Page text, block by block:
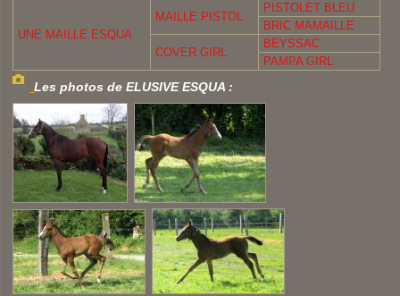
UNE MAILLE ESQUA
MAILLE PISTOL
PISTOLET BLEU
BRIC MAMAILLE
COVER GIRL
BEYSSAC
PAMPA GIRL
Les photos de ELUSIVE ESQUA :